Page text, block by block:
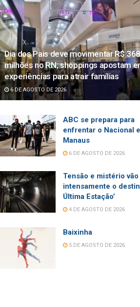
Dia dos Pais deve movimentar R$
milhões no RN; shoppings apostam
experiências para atrair famílias
6 DE AGOSTO DE 2026
ABC se prepara para
enfrentar o Nacional
Manaus
6 DE AGOSTO DE 2026
Tensão e mistério vão
intensamente o
Última Estação’
4 DE AGOSTO DE 2026
Baixinha
5 DE AGOSTO DE 2026